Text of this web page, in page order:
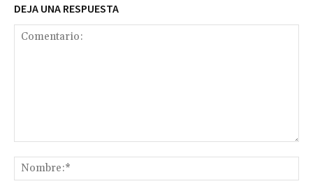
DEJA UNA RESPUESTA